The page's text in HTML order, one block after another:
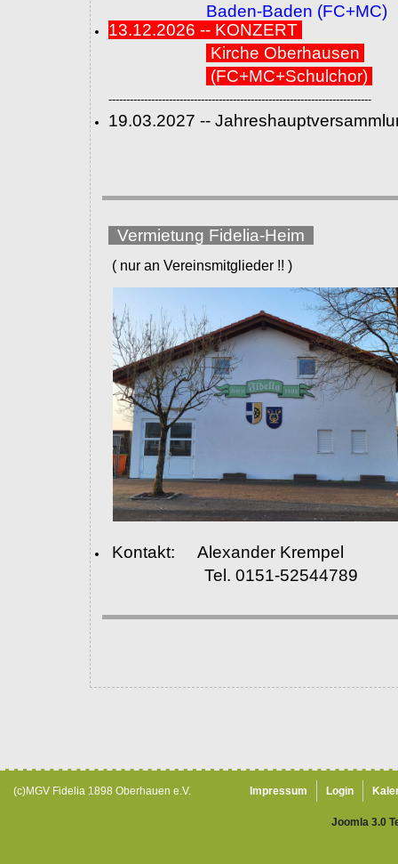
Baden-Baden (FC+MC)
13.12.2026 -- KONZERT
Kirche Oberhausen
(FC+MC+Schulchor)
--------------------------------------------------------------------------
19.03.2027 --
Vermietung Fidelia-Heim
( nur an Vereinsmitglieder !! )
Kontakt: Alexander Krempel
Tel. 0151-52544789
(c)MGV Fidelia 1898 Oberhauen e.V. Impressum Login
Joomla 3.0